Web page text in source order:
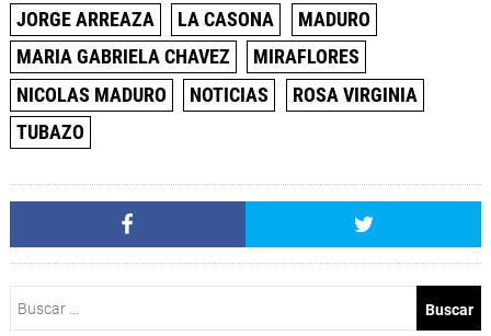
JORGE ARREAZA
LA CASONA
MADURO
MARIA GABRIELA CHAVEZ
MIRAFLORES
NICOLAS MADURO
NOTICIAS
ROSA VIRGINIA
TUBAZO